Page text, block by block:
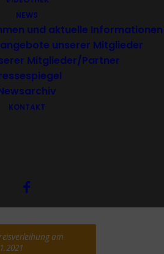
NEWS
und aktuelle Informationen
unserer Mitglieder
Mitglieder/Partner
KONTAKT
15.11.2021
am